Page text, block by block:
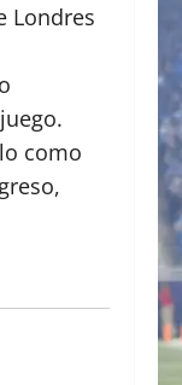
Londres
como